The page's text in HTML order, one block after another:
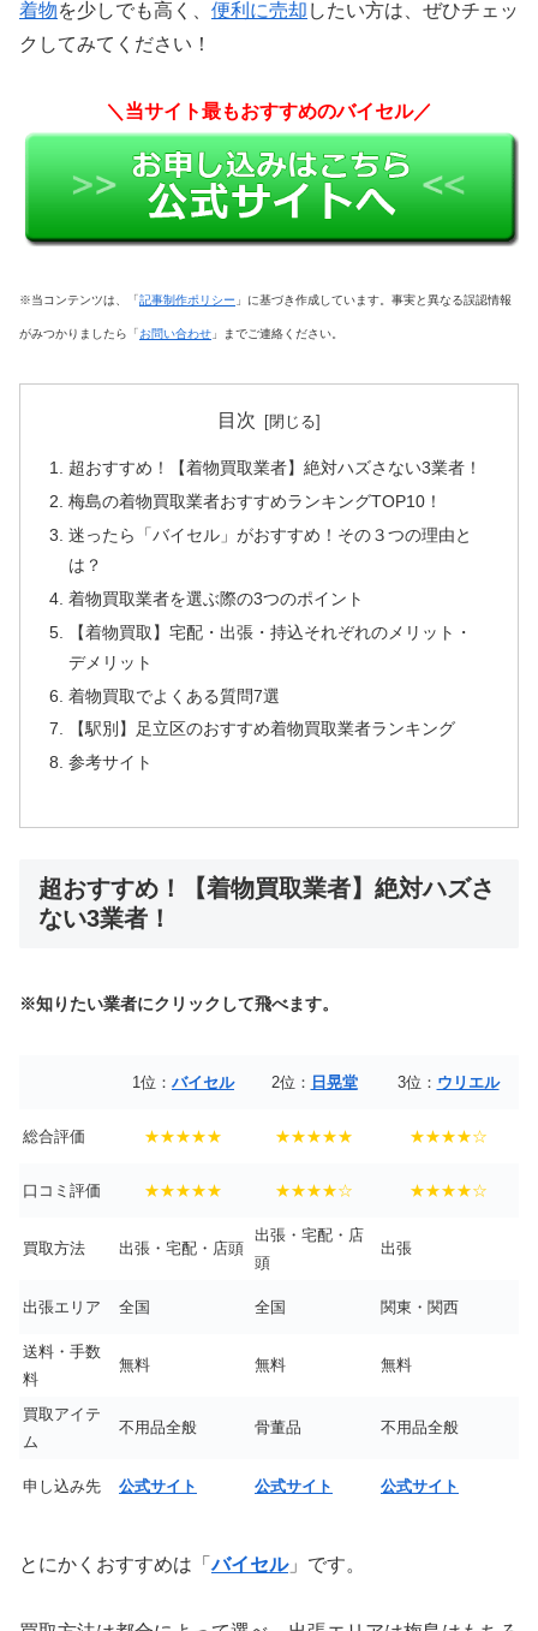
着物を少しでも高く、 便利に売却 したい方は、 ぜひチェッ
クしてみてください！
＼当サイト最もおすすめのバイセル／
※当コンテンツは、「記事制作ポリシー 」に基づき作成しています。事実と異なる誤認情報
がみつかりましたら「お問い合わせ 」までご連絡ください。
目次
超おすすめ！【着物買取業者】絶対ハズさない3業者！
梅島の着物買取業者おすすめランキングTOP10！
迷ったら「バイセル」がおすすめ！その３つの理由と
は？
着物買取業者を選ぶ際の3つのポイント
【着物買取】宅配・出張・持込それぞれのメリット・
デメリット
着物買取でよくある質問7選
【駅別】足立区のおすすめ着物買取業者ランキング
参考サイト
超おすすめ！【着物買取業者】絶対ハズさ
ない3業者！
※知りたい業者にクリックして飛べます。
1位： バイセル 2位： 日晃堂 3位： ウリエル
総合評価 ★★★★★ ★★★★★ ★★★★☆
口コミ評価 ★★★★★ ★★★★☆ ★★★★☆
買取方法 出張・宅配・店頭
出張・宅配・店
頭
出張
出張エリア 全国 全国 関東・関西
送料・手数
料
無料 無料 無料
買取アイテ
ム
不用品全般 骨董品 不用品全般
申し込み先 公式サイト 公式サイト 公式サイト
とにかくおすすめは「バイセル」です。